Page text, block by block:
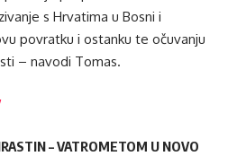
s Hrvatima u Bosni i
povratku i ostanku te očuvanju
– navodi Tomas.
– VATROMETOM U NOVO